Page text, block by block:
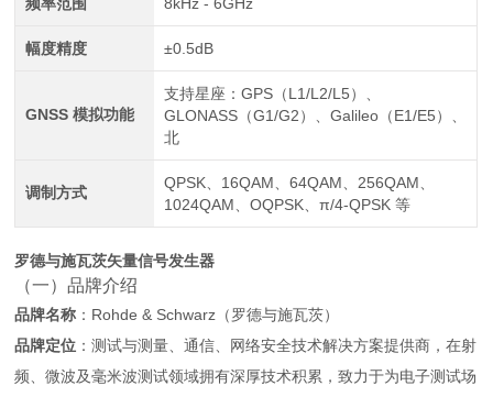
幅度精度 ±0.5dB
GNSS 模拟功能
支持星座：GPS（L1/L2/L5）、
GLONASS（G1/G2）、Galileo（E1/E5）、
北
调制方式
QPSK、16QAM、64QAM、256QAM、
1024QAM、OQPSK、π/4-QPSK 等
罗德与施瓦茨矢量信号发生器
（一）品牌介绍
品牌名称 ：Rohde & Schwarz（罗德与施瓦茨）
品牌定位 ：测试与测量、通信、网络安全技术解决方案提供商，在射
频、微波及毫米波测试领域拥有深厚技术积累，致力于为电子测试场